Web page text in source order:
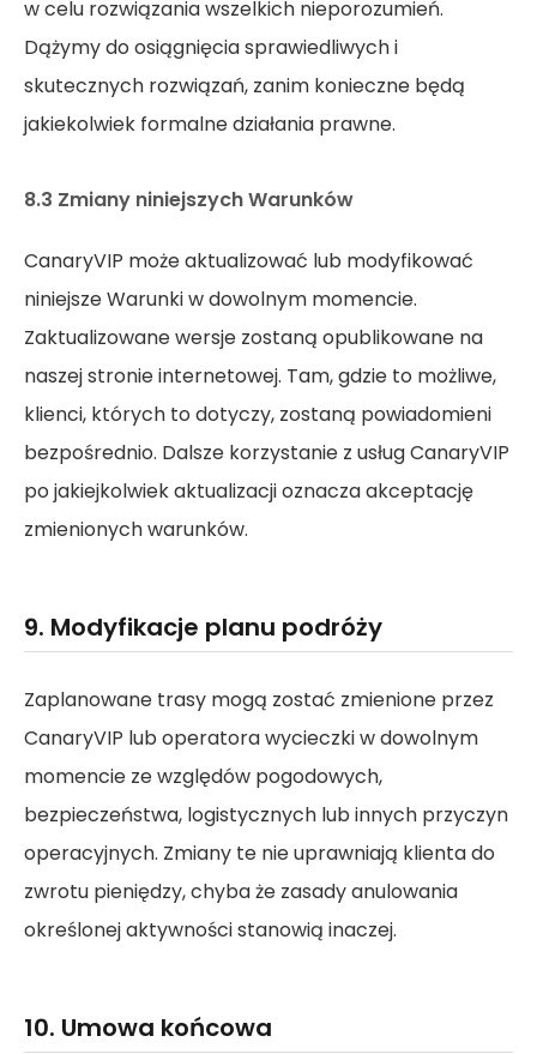
w celu rozwiązania wszelkich nieporozumień.
Dążymy do osiągnięcia sprawiedliwych i
skutecznych rozwiązań, zanim konieczne będą
jakiekolwiek formalne działania prawne.
8.3 Zmiany niniejszych Warunków
CanaryVIP może aktualizować lub modyfikować
niniejsze Warunki w dowolnym momencie.
Zaktualizowane wersje zostaną opublikowane na
naszej stronie internetowej. Tam, gdzie to możliwe,
klienci, których to dotyczy, zostaną powiadomieni
bezpośrednio. Dalsze korzystanie z usług CanaryVIP
po jakiejkolwiek aktualizacji oznacza akceptację
zmienionych warunków.
9. Modyfikacje planu podróży
Zaplanowane trasy mogą zostać zmienione przez
CanaryVIP lub operatora wycieczki w dowolnym
momencie ze względów pogodowych,
bezpieczeństwa, logistycznych lub innych przyczyn
operacyjnych. Zmiany te nie uprawniają klienta do
zwrotu pieniędzy, chyba że zasady anulowania
określonej aktywności stanowią inaczej.
10. Umowa końcowa